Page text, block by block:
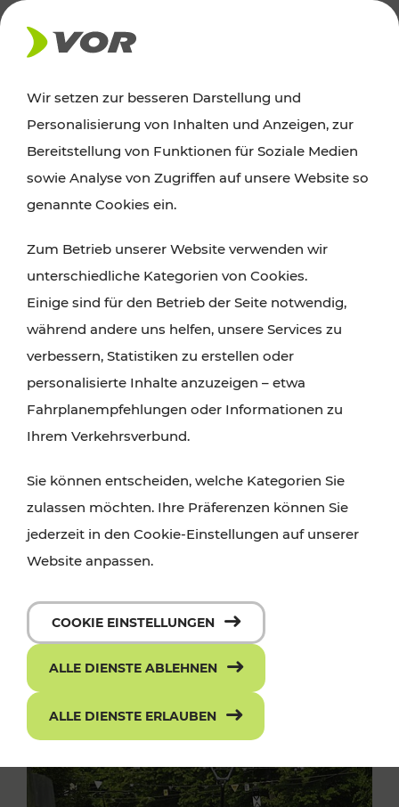
AKTUELLES
News
Alle wichtigen Meldungen zu Fahrplanänderungen,
finden Sie hier im Überblick.
Wir setzen zur besseren Darstellung und
Personalisierung von Inhalten und Anzeigen, zur
Bereitstellung von Funktionen für Soziale Medien
sowie Analyse von Zugriffen auf unsere Website so
genannte Cookies ein.
Zum Betrieb unserer Website verwenden wir
unterschiedliche Kategorien von Cookies.
Einige sind für den Betrieb der Seite notwendig,
während andere uns helfen, unsere Services zu
verbessern, Statistiken zu erstellen oder
personalisierte Inhalte anzuzeigen – etwa
Fahrplanempfehlungen oder Informationen zu
Ihrem Verkehrsverbund.
Sie können entscheiden, welche Kategorien Sie
zulassen möchten. Ihre Präferenzen können Sie
jederzeit in den Cookie-Einstellungen auf unserer
Website anpassen.
COOKIE EINSTELLUNGEN
ALLE DIENSTE ABLEHNEN
ALLE DIENSTE ERLAUBEN